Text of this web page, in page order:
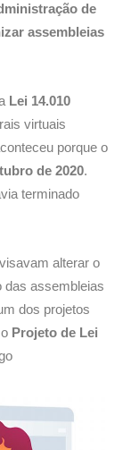
de
assembleias
Lei 14.010
virtuais
porque o
de 2020.
terminado
alterar o
das assembleias
dos projetos
Projeto de Lei